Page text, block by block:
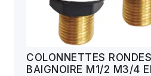
COLONNETTES
BAIGNOIRE M1/2 M3/4